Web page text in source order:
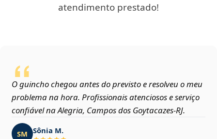
atendimento prestado!
O guincho chegou antes do previsto e resolveu o meu
problema na hora. Profissionais atenciosos e serviço
confiável na Alegria, Campos dos Goytacazes‑RJ.
SM Sônia M.